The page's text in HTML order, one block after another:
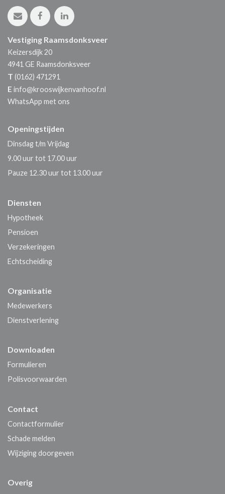
Vestiging Raamsdonksveer
Keizersdijk 20
4941 GE Raamsdonksveer
T (0162) 471291
E info@krooswijkenvanhoof.nl
WhatsApp met ons
Openingstijden
Dinsdag t/m Vrijdag
9.00 uur tot 17.00 uur
Pauze 12.30 uur tot 13.00 uur
Diensten
Hypotheek
Pensioen
Verzekeringen
Echtscheiding
Organisatie
Medewerkers
Dienstverlening
Downloaden
Formulieren
Polisvoorwaarden
Contact
Contactformulier
Schade melden
Wijziging doorgeven
Overig